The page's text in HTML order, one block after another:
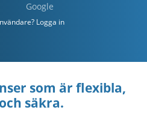
Google
Logga in
som är flexibla,
säkra.